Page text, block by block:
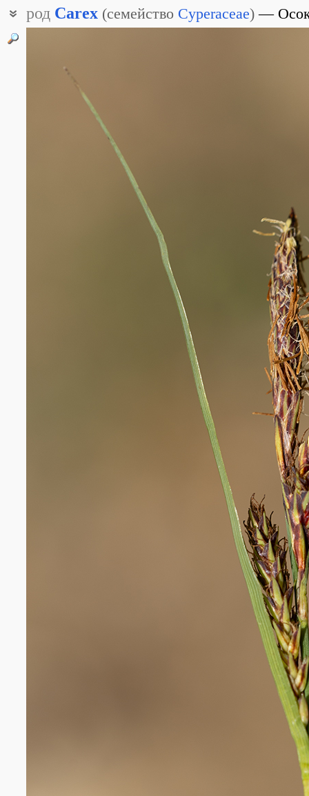
род Carex (семейство Cyperaceae)